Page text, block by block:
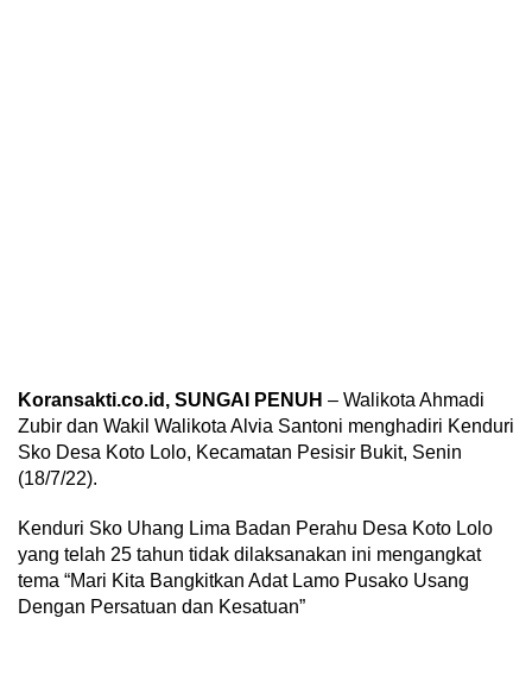
Koransakti.co.id, SUNGAI PENUH – Walikota Ahmadi
Zubir dan Wakil Walikota Alvia Santoni menghadiri Kenduri
Sko Desa Koto Lolo, Kecamatan Pesisir Bukit, Senin
(18/7/22).
Kenduri Sko Uhang Lima Badan Perahu Desa Koto Lolo
yang telah 25 tahun tidak dilaksanakan ini mengangkat
tema “Mari Kita Bangkitkan Adat Lamo Pusako Usang
Dengan Persatuan dan Kesatuan”